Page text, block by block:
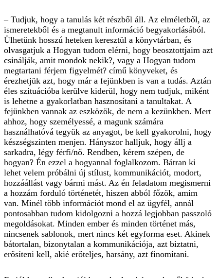
– Tudjuk, hogy a tanulás két részből áll. Az elméletből, az
ismeretekből és a megtanult információ begyakorlásából.
Ülhetünk hosszú heteken keresztül a könyvtárban, és
olvasgatjuk a Hogyan tudom elérni, hogy beosztottjaim azt
csinálják, amit mondok nekik?, vagy a Hogyan tudom
megtartani férjem figyelmét? című könyveket, és
érezhetjük azt, hogy már a fejünkben is van a tudás. Aztán
éles szituációba kerülve kiderül, hogy nem ­tudjuk, miként
is lehetne a gyakorlatban hasznosítani a tanultakat. A
fejünkben vannak az eszközök, de nem a kezünkben. Mert
ahhoz, hogy személyessé, a magunk számára
használhatóvá tegyük az anyagot, be kell gyakorolni, hogy
készségszinten menjen. Hányszor halljuk, hogy állj a
sarkadra, légy férfi/nő. ­Rendben, kérem szépen, de
hogyan? Én ezzel a hogyannal foglalkozom. Bátran ki
lehet velem próbálni új stílust, kommunikációt, modort,
hozzáállást vagy bármi mást. Az én feladatom megismerni
a hozzám forduló történetét, hiszen abból főzök, amim
van. Minél több információt mond el az ügyfél, annál
pontosabban tudom kidolgozni a hozzá legjobban passzoló
megoldásokat. Minden ember és minden történet más,
nincsenek sablonok, mert nincs két egyforma eset. Akinek
bátortalan, bizonytalan a kommuniká­ciója, azt biztatni,
erősíteni kell, akié erőteljes, harsány, azt finomítani.